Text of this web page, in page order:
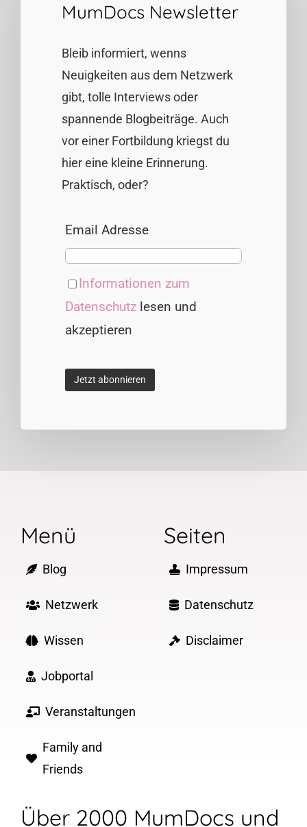
MumDocs Newsletter
Bleib informiert, wenns
Neuigkeiten aus dem Netzwerk
gibt, tolle Interviews oder
spannende Blogbeiträge. Auch
vor einer Fortbildung kriegst du
hier eine kleine Erinnerung.
Praktisch, oder?
Email Adresse
Informationen zum
Datenschutz lesen und
akzeptieren
Menü
Blog
Netzwerk
Wissen
Jobportal
Veranstaltungen
Family and
Friends
Seiten
Impressum
Datenschutz
Disclaimer
Über 2000 MumDocs und